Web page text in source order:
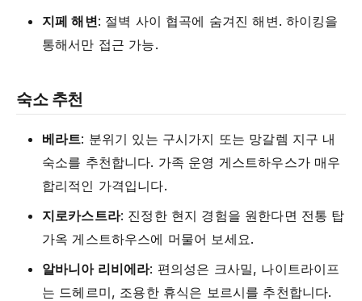
지페 해변: 절벽 사이 협곡에 숨겨진 해변. 하이킹을
통해서만 접근 가능.
숙소 추천
베라트: 분위기 있는 구시가지 또는 망갈렘 지구 내
숙소를 추천합니다. 가족 운영 게스트하우스가 매우
합리적인 가격입니다.
지로카스트라: 진정한 현지 경험을 원한다면 전통 탑
가옥 게스트하우스에 머물어 보세요.
알바니아 리비에라: 편의성은 크사밀, 나이트라이프
는 드헤르미, 조용한 휴식은 보르시를 추천합니다.